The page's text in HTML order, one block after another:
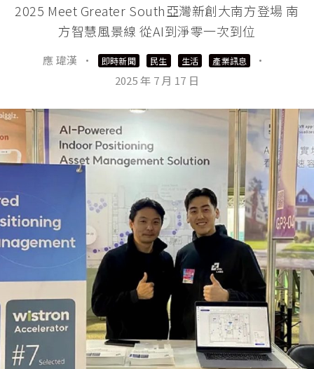
2025 Meet Greater South亞灣新創大南方登場 南
方智慧風景線 從AI到淨零一次到位
應 瑋漢 · 即時新聞 民生 生活 產業訊息
·
2025 年 7 月 17 日